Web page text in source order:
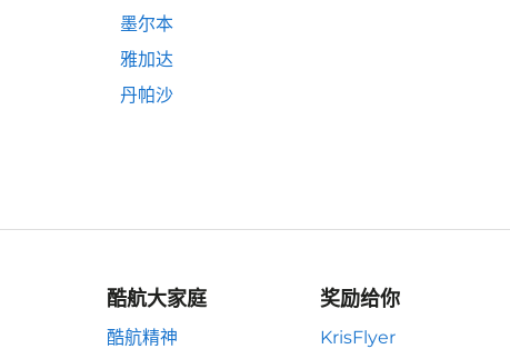
墨尔本
雅加达
丹帕沙
酷航大家庭
酷航精神
奖励给你
KrisFlyer